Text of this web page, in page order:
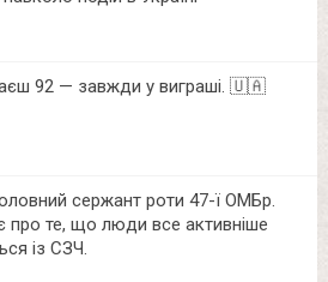
92 — завжди у виграші. 🇺🇦
сержант роти 47-ї ОМБр.
про те, що люди все активніше
із СЗЧ.